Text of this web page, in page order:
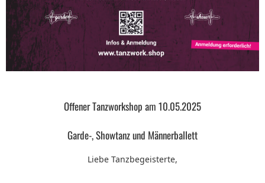
Offener Tanzworkshop am 10.05.2025
Garde-, Showtanz und Männerballett
Liebe Tanzbegeisterte,